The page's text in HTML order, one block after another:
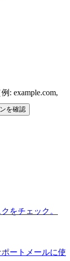
: example.com,
を確認
をチェック。
ートメールに使